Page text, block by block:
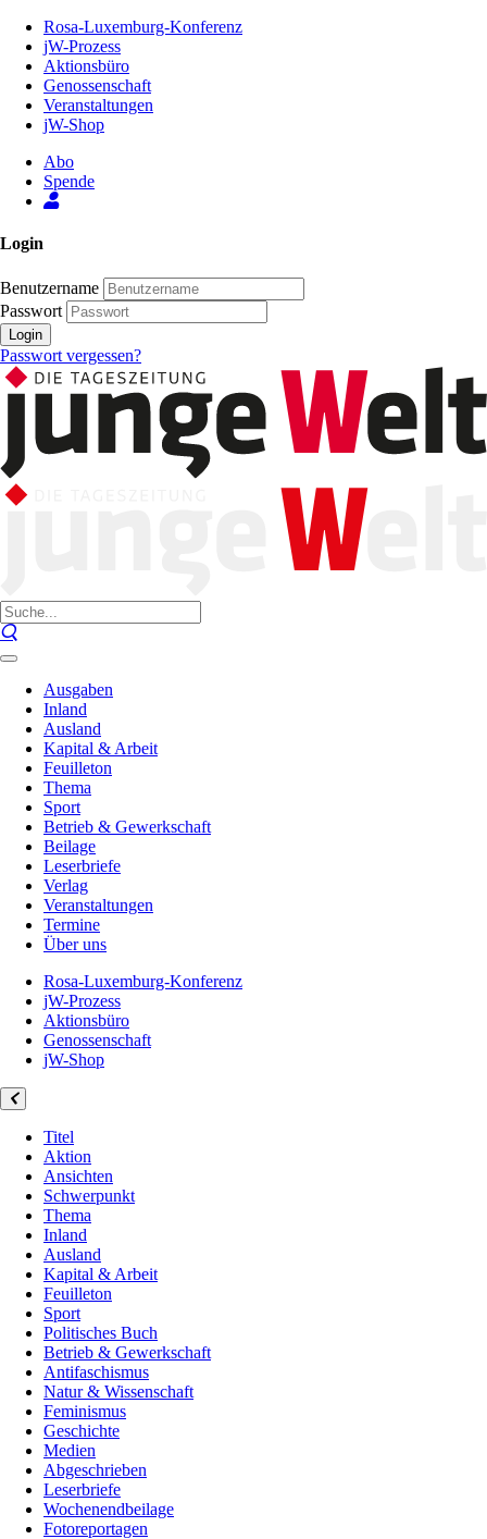
Inhalt
Seite
Rosa-Luxemburg-Konferenz
jW-Prozess
Aktionsbüro
Genossenschaft
Veranstaltungen
jW-Shop
Abo
Spende
Login
Benutzername
Passwort
Login
Passwort vergessen?
Ausgaben
Inland
Ausland
Kapital & Arbeit
Feuilleton
Thema
Sport
Betrieb & Gewerkschaft
Beilage
Leserbriefe
Verlag
Veranstaltungen
Termine
Über uns
Rosa-Luxemburg-Konferenz
jW-Prozess
Aktionsbüro
Genossenschaft
jW-Shop
Titel
Aktion
Ansichten
Schwerpunkt
Thema
Inland
Ausland
Kapital & Arbeit
Feuilleton
Sport
Politisches Buch
Betrieb & Gewerkschaft
Antifaschismus
Natur & Wissenschaft
Feminismus
Geschichte
Medien
Abgeschrieben
Leserbriefe
Wochenendbeilage
Fotoreportagen